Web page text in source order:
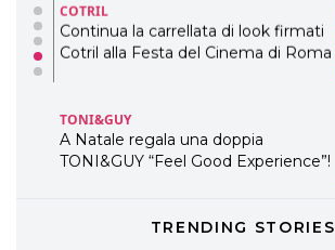
COTRIL
Continua la carrellata di look firmati
Cotril alla Festa del Cinema di Roma
TONI&GUY
A Natale regala una doppia
TONI&GUY “Feel Good Experience”!
LABEL.M lancia la sua innovativa ed
TRENDING STORIES